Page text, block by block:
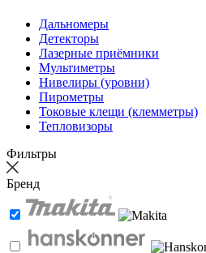
Дальномеры
Детекторы
Лазерные приёмники
Мультиметры
Нивелиры (уровни)
Пирометры
Токовые клещи (клемметры)
Тепловизоры
Фильтры
Бренд